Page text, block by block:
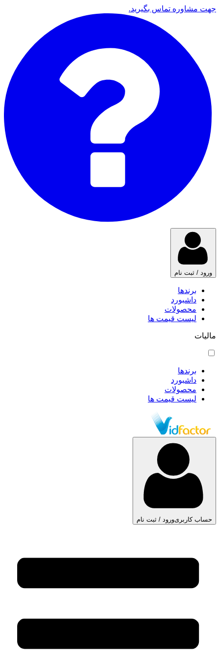
جهت مشاوره تماس بگیرید.
ورود / ثبت نام
برندها
داشبورد
محصولات
لیست قیمت ها
مالیات
برندها
داشبورد
محصولات
لیست قیمت ها
حساب کاربریورود / ثبت نام